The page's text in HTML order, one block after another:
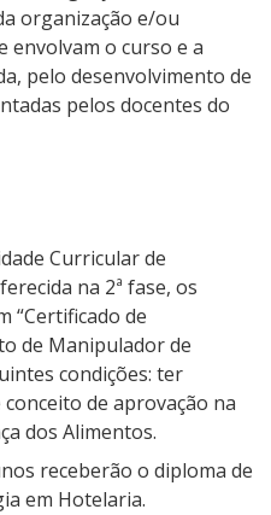
organização e/ou
envolvam o curso e a
pelo desenvolvimento de
pelos docentes do
Curricular de
na 2ª fase, os
“Certificado de
de Manipulador de
condições: ter
de aprovação na
dos Alimentos.
receberão o diploma de
em Hotelaria.